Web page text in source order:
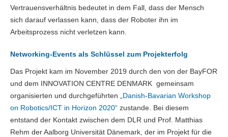
Vertrauensverhältnis bedeutet in dem Fall, dass der Mensch
sich darauf verlassen kann, dass der Roboter ihn im
Arbeitsprozess nicht verletzen kann.
Networking-Events als Schlüssel zum Projekterfolg
Das Projekt kam im November 2019 durch den von der BayFOR
und dem INNOVATION CENTRE DENMARK gemeinsam
organisierten und durchgeführten
„Danish-Bavarian Workshop
on Robotics/ICT in Horizon 2020“ zustande. Bei diesem
entstand der Kontakt zwischen dem DLR und Prof. Matthias
Rehm der Aalborg Universität Dänemark, der im Projekt für die